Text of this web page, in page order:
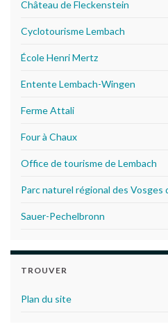
Château de Fleckenstein
Cyclotourisme Lembach
École Henri Mertz
Entente Lembach-Wingen
Ferme Attali
Four à Chaux
Office de tourisme de Lembach
Parc naturel régional des Vosges
Sauer-Pechelbronn
TROUVER
Plan du site